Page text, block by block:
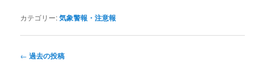
カテゴリー:気象警報・注意報
投
← 過去の投稿